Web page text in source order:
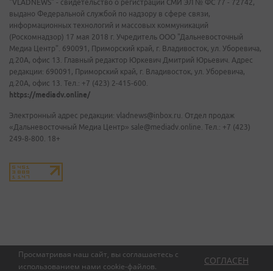
Просматривая наш сайт, вы соглашаетесь с
использованием нами cookie-файлов.
СОГЛАСЕН
"VLADNEWS" - свидетельство о регистрации СМИ ЭЛ № ФС 77 - 72742,
выдано Федеральной службой по надзору в сфере связи,
информационных технологий и массовых коммуникаций
(Роскомнадзор) 17 мая 2018 г. Учредитель ООО "Дальневосточный
Медиа Центр". 690091, Приморский край, г. Владивосток, ул. Уборевича,
д.20А, офис 13. Главный редактор Юркевич Дмитрий Юрьевич. Адрес
редакции: 690091, Приморский край, г. Владивосток, ул. Уборевича,
д.20А, офис 13. Тел.: +7 (423) 2-415-600.
https://mediadv.online/
Электронный адрес редакции: vladnews@inbox.ru. Отдел продаж
«Дальневосточный Медиа Центр» sale@mediadv.online. Тел.: +7 (423)
249-8-800. 18+